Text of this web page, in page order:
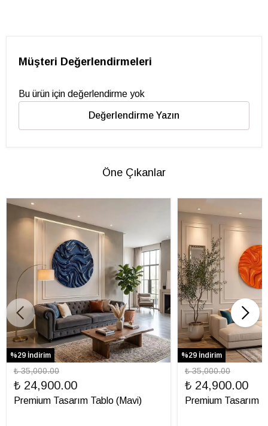
Müşteri Değerlendirmeleri
Bu ürün için değerlendirme yok
Değerlendirme Yazın
Öne Çıkanlar
%29 İndirim
₺ 35,000.00
₺ 24,900.00
Premium Tasarım Tablo (Mavi)
%29 İndirim
₺ 35,000.00
₺ 24,900.00
Premium Tasarım